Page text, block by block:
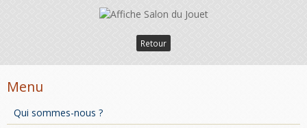
Retour
Menu
Qui sommes-nous ?